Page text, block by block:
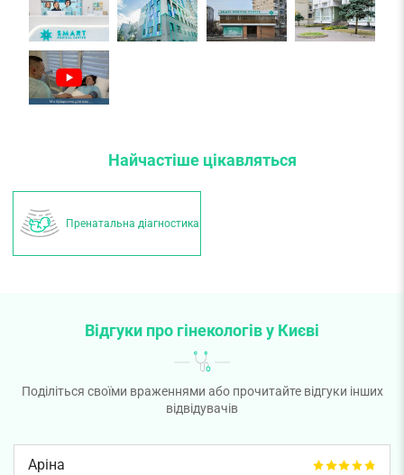
Найчастіше цікавляться
Пренатальна діагностика
Відгуки про гінекологів у Києві
Поділіться своїми враженнями або прочитайте відгуки інших
відвідувачів
Аріна